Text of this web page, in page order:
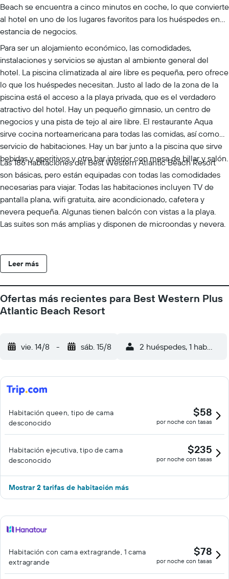
Beach se encuentra a cinco minutos en coche, lo que convierte
al hotel en uno de los lugares favoritos para los huéspedes en
estancia de negocios.
Para ser un alojamiento económico, las comodidades,
instalaciones y servicios se ajustan al ambiente general del
hotel. La piscina climatizada al aire libre es pequeña, pero ofrece
lo que los huéspedes necesitan. Justo al lado de la zona de la
piscina está el acceso a la playa privada, que es el verdadero
atractivo del hotel. Hay un pequeño gimnasio, un centro de
negocios y una pista de tejo al aire libre. El restaurante Aqua
sirve cocina norteamericana para todas las comidas, así como
servicio de habitaciones. Hay un bar junto a la piscina que sirve
bebidas y aperitivos y otro bar interior con mesa de billar y salón.
Las 186 habitaciones del Best Western Atlantic Beach Resort
son básicas, pero están equipadas con todas las comodidades
necesarias para viajar. Todas las habitaciones incluyen TV de
pantalla plana, wifi gratuita, aire acondicionado, cafetera y
nevera pequeña. Algunas tienen balcón con vistas a la playa.
Las suites son más amplias y disponen de microondas y nevera.
Leer más
Ofertas más recientes para Best Western Plus
Atlantic Beach Resort
vie. 14/8 - sáb. 15/8 2 huéspedes, 1
Habitación queen, tipo de cama
desconocido
$58
por noche con tasas
Habitación ejecutiva, tipo de cama
desconocido
$235
por noche con tasas
Mostrar 2 tarifas de habitación más
Habitación con cama extragrande, 1 cama
extragrande
$78
por noche con tasas